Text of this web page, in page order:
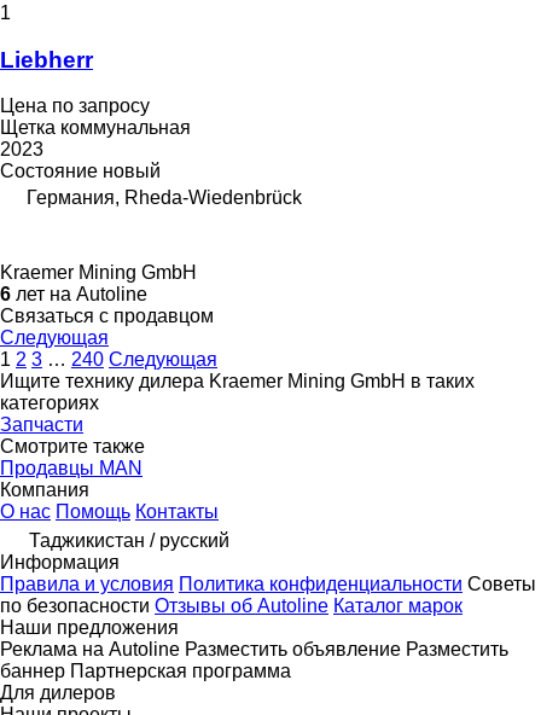
1
Liebherr
Цена по запросу
Щетка коммунальная
2023
Состояние новый
Германия, Rheda-Wiedenbrück
Kraemer Mining GmbH
6 лет на Autoline
Связаться с продавцом
Следующая
1 2 3 … 240 Следующая
Ищите технику дилера Kraemer Mining GmbH в таких
категориях
Запчасти
Смотрите также
Продавцы MAN
Компания
О нас Помощь Контакты
Таджикистан / русский
Информация
Правила и условия Политика конфиденциальности Советы
по безопасности Отзывы об Autoline Каталог марок
Наши предложения
Реклама на Autoline Разместить объявление Разместить
баннер Партнерская программа
Для дилеров